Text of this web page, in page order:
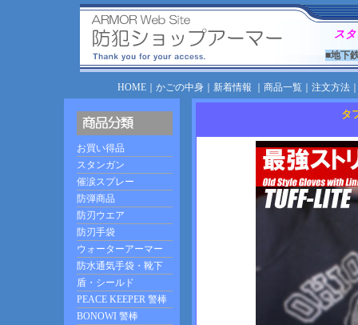
ス
■地下
HOME｜ かごの中身｜ 新着情報 商品一覧｜ 注文方法
タ